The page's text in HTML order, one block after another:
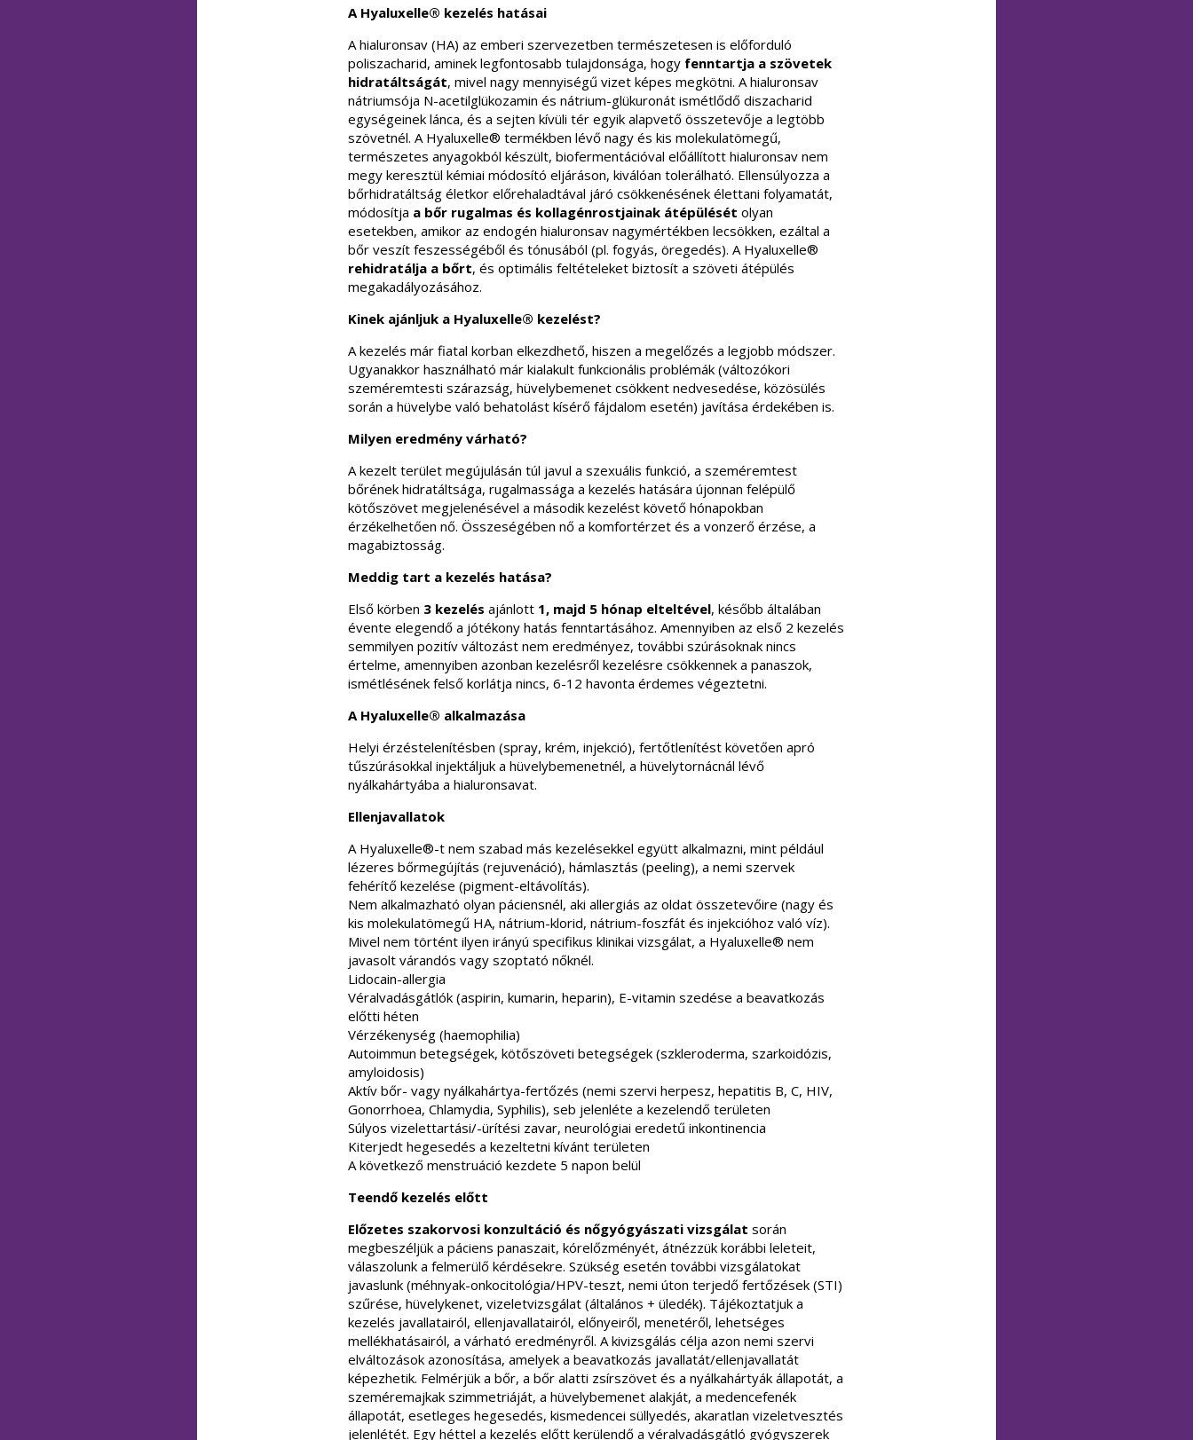
A Hyaluxelle® kezelés hatásai
A hialuronsav (HA) az emberi szervezetben természetesen is előforduló
poliszacharid, aminek legfontosabb tulajdonsága, hogy fenntartja a szövetek
hidratáltságát, mivel nagy mennyiségű vizet képes megkötni. A hialuronsav
nátriumsója N-acetilglükozamin és nátrium-glükuronát ismétlődő diszacharid
egységeinek lánca, és a sejten kívüli tér egyik alapvető összetevője a legtöbb
szövetnél. A Hyaluxelle® termékben lévő nagy és kis molekulatömegű,
természetes anyagokból készült, biofermentációval előállított hialuronsav nem
megy keresztül kémiai módosító eljáráson, kiválóan tolerálható. Ellensúlyozza a
bőrhidratáltság életkor előrehaladtával járó csökkenésének élettani folyamatát,
módosítja a bőr rugalmas és kollagénrostjainak átépülését olyan
esetekben, amikor az endogén hialuronsav nagymértékben lecsökken, ezáltal a
bőr veszít feszességéből és tónusából (pl. fogyás, öregedés). A Hyaluxelle®
rehidratálja a bőrt, és optimális feltételeket biztosít a szöveti átépülés
megakadályozásához.
Kinek ajánljuk a Hyaluxelle® kezelést?
A kezelés már fiatal korban elkezdhető, hiszen a megelőzés a legjobb módszer.
Ugyanakkor használható már kialakult funkcionális problémák (változókori
szeméremtesti szárazság, hüvelybemenet csökkent nedvesedése, közösülés
során a hüvelybe való behatolást kísérő fájdalom esetén) javítása érdekében is.
Milyen eredmény várható?
A kezelt terület megújulásán túl javul a szexuális funkció, a szeméremtest
bőrének hidratáltsága, rugalmassága a kezelés hatására újonnan felépülő
kötőszövet megjelenésével a második kezelést követő hónapokban
érzékelhetően nő. Összeségében nő a komfortérzet és a vonzerő érzése, a
magabiztosság.
Meddig tart a kezelés hatása?
Első körben 3 kezelés ajánlott 1, majd 5 hónap elteltével, később általában
évente elegendő a jótékony hatás fenntartásához. Amennyiben az első 2 kezelés
semmilyen pozitív változást nem eredményez, további szúrásoknak nincs
értelme, amennyiben azonban kezelésről kezelésre csökkennek a panaszok,
ismétlésének felső korlátja nincs, 6-12 havonta érdemes végeztetni.
A Hyaluxelle® alkalmazása
Helyi érzéstelenítésben (spray, krém, injekció), fertőtlenítést követően apró
tűszúrásokkal injektáljuk a hüvelybemenetnél, a hüvelytornácnál lévő
nyálkahártyába a hialuronsavat.
Ellenjavallatok
A Hyaluxelle®-t nem szabad más kezelésekkel együtt alkalmazni, mint például
lézeres bőrmegújítás (rejuvenáció), hámlasztás (peeling), a nemi szervek
fehérítő kezelése (pigment-eltávolítás).
Nem alkalmazható olyan páciensnél, aki allergiás az oldat összetevőire (nagy és
kis molekulatömegű HA, nátrium-klorid, nátrium-foszfát és injekcióhoz való víz).
Mivel nem történt ilyen irányú specifikus klinikai vizsgálat, a Hyaluxelle® nem
javasolt várandós vagy szoptató nőknél.
Lidocain-allergia
Véralvadásgátlók (aspirin, kumarin, heparin), E-vitamin szedése a beavatkozás
előtti héten
Vérzékenység (haemophilia)
Autoimmun betegségek, kötőszöveti betegségek (szkleroderma, szarkoidózis,
amyloidosis)
Aktív bőr- vagy nyálkahártya-fertőzés (nemi szervi herpesz, hepatitis B, C, HIV,
Gonorrhoea, Chlamydia, Syphilis), seb jelenléte a kezelendő területen
Súlyos vizelettartási/-ürítési zavar, neurológiai eredetű inkontinencia
Kiterjedt hegesedés a kezeltetni kívánt területen
A következő menstruáció kezdete 5 napon belül
Teendő kezelés előtt
Előzetes szakorvosi konzultáció és nőgyógyászati vizsgálat során
megbeszéljük a páciens panaszait, kórelőzményét, átnézzük korábbi leleteit,
válaszolunk a felmerülő kérdésekre. Szükség esetén további vizsgálatokat
javaslunk (méhnyak-onkocitológia/HPV-teszt, nemi úton terjedő fertőzések (STI)
szűrése, hüvelykenet, vizeletvizsgálat (általános + üledék). Tájékoztatjuk a
kezelés javallatairól, ellenjavallatairól, előnyeiről, menetéről, lehetséges
mellékhatásairól, a várható eredményről. A kivizsgálás célja azon nemi szervi
elváltozások azonosítása, amelyek a beavatkozás javallatát/ellenjavallatát
képezhetik. Felmérjük a bőr, a bőr alatti zsírszövet és a nyálkahártyák állapotát, a
szeméremajkak szimmetriáját, a hüvelybemenet alakját, a medencefenék
állapotát, esetleges hegesedés, kismedencei süllyedés, akaratlan vizeletvesztés
jelenlétét. Egy héttel a kezelés előtt kerülendő a véralvadásgátló gyógyszerek